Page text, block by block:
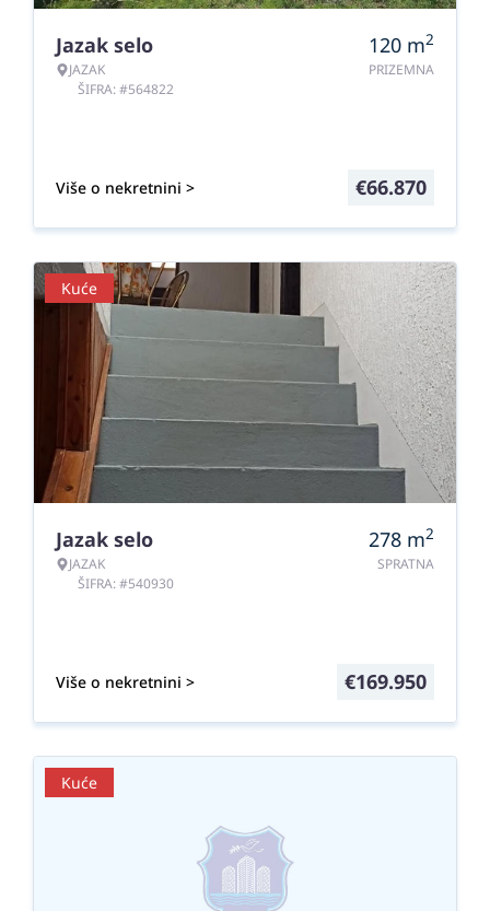
Jazak selo
JAZAK
ŠIFRA: #564822
120 m2
PRIZEMNA
Više o nekretnini > €66.870
Kuće
Jazak selo
JAZAK
ŠIFRA: #540930
278 m2
SPRATNA
Više o nekretnini > €169.950
Kuće